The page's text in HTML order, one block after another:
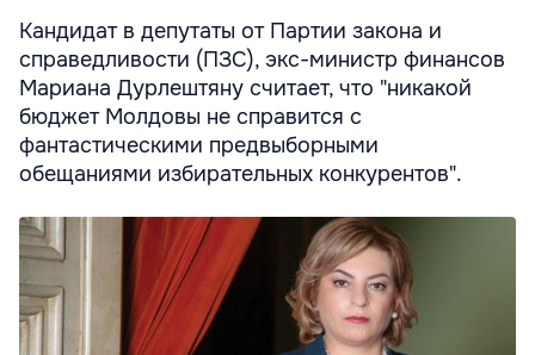
Кандидат в депутаты от Партии закона и
справедливости (ПЗС), экс-министр финансов
Мариана Дурлештяну считает, что "никакой
бюджет Молдовы не справится с
фантастическими предвыборными
обещаниями избирательных конкурентов".